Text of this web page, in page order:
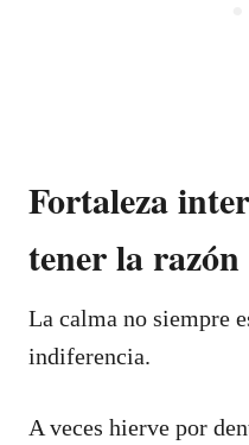
Fortaleza
tener la razón
La calma no siempre
indiferencia.
A veces hierve por